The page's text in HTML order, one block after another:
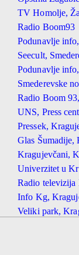
TV Homolje,
Radio Boom93
Podunavlje
Seecult,
Podunavlje
Smederevske
Radio Boom
UNS, Press
Pressek,
Glas Šumadije,
Kragujevčani,
Univerzitet u
Radio televizija
Info Kg,
Veliki park,